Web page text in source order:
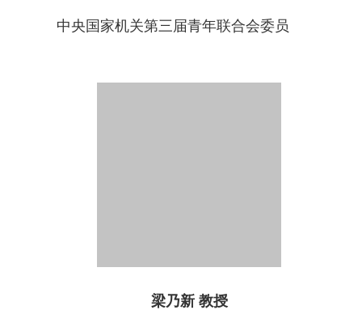
中央国家机关第三届青年联合会委员
梁乃新 教授